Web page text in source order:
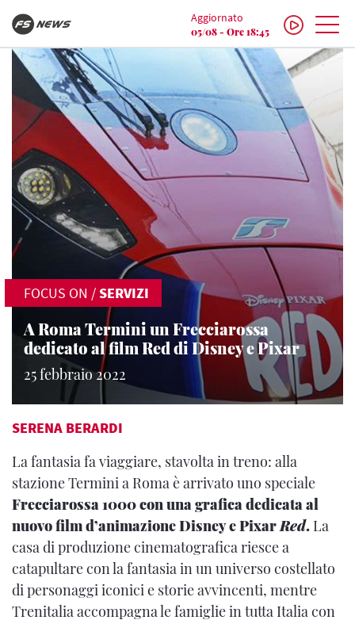
Aggiornato
05/08 - Ore 18:45
FOCUS ON /SERVIZI
A Roma Termini un Frecciarossa
dedicato al film Red di Disney e Pixar
25 febbraio 2022
SERENA BERARDI
La fantasia fa viaggiare, stavolta in treno: alla
stazione Termini a Roma è arrivato uno speciale
Frecciarossa 1000 con una grafica dedicata al
nuovo film d’animazione Disney e PixarRed. La
casa di produzione cinematografica riesce a
catapultare con la fantasia in un universo costellato
di personaggi iconici e storie avvincenti, mentre
Trenitalia accompagna le famiglie in tutta Italia con